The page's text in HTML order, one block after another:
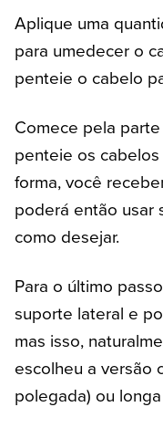
Aplique uma
para umedecer o
penteie o cabelo
Comece pela
penteie os
forma, você
poderá então usar
como desejar.
Para o último
suporte lateral e
mas isso,
escolheu a versão
polegada) ou